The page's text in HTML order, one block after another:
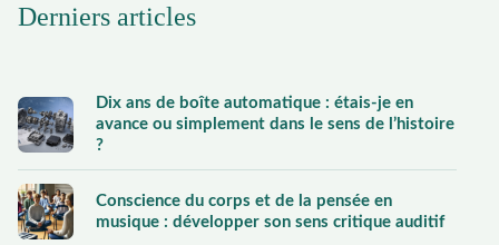
Derniers articles
Dix ans de boîte automatique : étais-je en
avance ou simplement dans le sens de l’histoire
?
Conscience du corps et de la pensée en
musique : développer son sens critique auditif